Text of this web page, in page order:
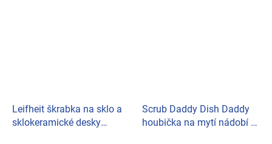
Leifheit škrabka na sklo a
sklokeramické desky
Scrub Daddy Dish Daddy
houbička na mytí nádobí s